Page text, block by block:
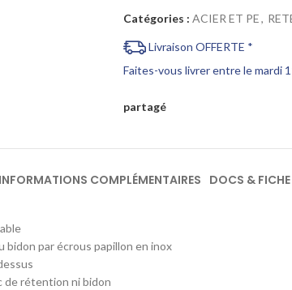
Catégories : ACIER ET PE,
Livraison OFFERTE *
Faites-vous livrer entre le mardi
partagé
INFORMATIONS COMPLÉMENTAIRES DOCS &
bidon par écrous papillon en inox
de rétention ni bidon